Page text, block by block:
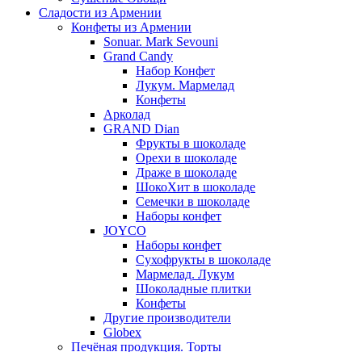
Сладости из Армении
Конфеты из Армении
Sonuar. Mark Sevouni
Grand Candy
Набор Конфет
Лукум. Мармелад
Конфеты
Арколад
GRAND Dian
Фрукты в шоколаде
Орехи в шоколаде
Драже в шоколаде
ШокоХит в шоколаде
Семечки в шоколаде
Наборы конфет
JOYCO
Наборы конфет
Сухофрукты в шоколаде
Мармелад. Лукум
Шоколадные плитки
Конфеты
Другие производители
Globex
Печёная продукция. Торты